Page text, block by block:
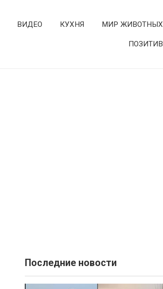
ВИДЕО КУХНЯ МИР ЖИВОТНЫХ
ПОЗИТИВ
Последние новости